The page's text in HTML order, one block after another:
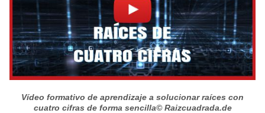
Vídeo formativo de aprendizaje a solucionar raíces con
cuatro cifras de forma sencilla© Raizcuadrada.de